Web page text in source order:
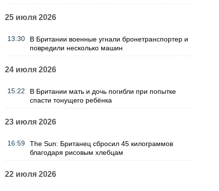
25 июля 2026
13:30
В Британии военные угнали бронетранспортер и
повредили несколько машин
24 июля 2026
15:22
В Британии мать и дочь погибли при попытке
спасти тонущего ребёнка
23 июля 2026
16:59
The Sun: Британец сбросил 45 килограммов
благодаря рисовым хлебцам
22 июля 2026